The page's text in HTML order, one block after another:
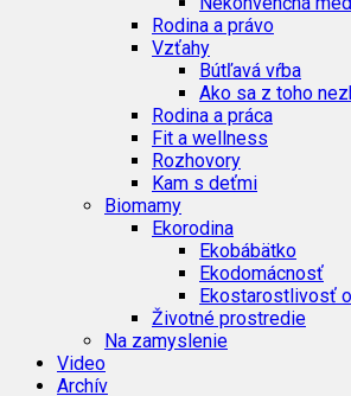
Rodina a právo
Vzťahy
Bútľavá vŕba
Ako sa z toho
Rodina a práca
Fit a wellness
Rozhovory
Kam s deťmi
Biomamy
Ekorodina
Ekobábätko
Ekodomácnosť
Ekostarostlivosť
Životné prostredie
Na zamyslenie
Video
Archív